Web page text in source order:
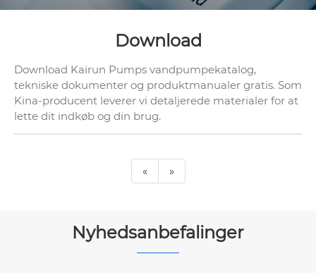
Download
Download Kairun Pumps vandpumpekatalog,
tekniske dokumenter og produktmanualer gratis. Som
Kina-producent leverer vi detaljerede materialer for at
lette dit indkøb og din brug.
« »
Nyhedsanbefalinger